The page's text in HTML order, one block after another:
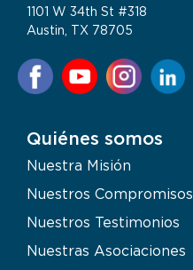
1101 W 34th St #318
Austin, TX 78705
Quiénes somos
Nuestra Misión
Nuestros Compromisos
Nuestros Testimonios
Nuestras Asociaciones